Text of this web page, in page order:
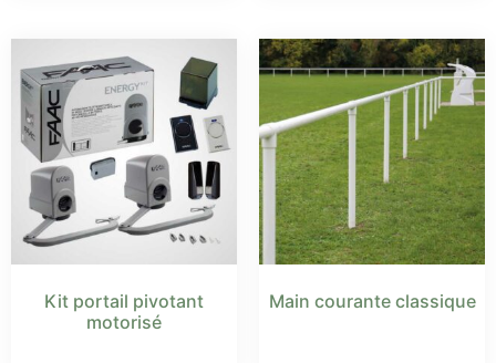
Kit portail pivotant
motorisé
Main courante classique